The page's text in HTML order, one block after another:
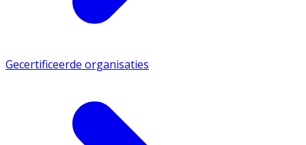
Gecertificeerde organisaties